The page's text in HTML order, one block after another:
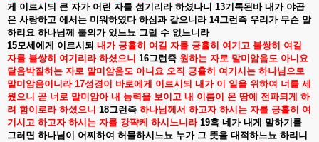
게 이르시되 큰 자가 어린 자를 섬기리라 하셨나니 13기록된바 내가 야곱
은 사랑하고 에서는 미워하였다 하심과 같으니라14그런즉 우리가 무슨 말
하리요 하나님께 불의가 있느뇨 그럴 수 없느니라
15모세에게 이르시되 내가 긍휼히 여길 자를 긍휼히 여기고 불쌍히 여길
자를 불쌍히 여기리라 하셨으니 16그런즉 원하는 자로 말미암음도 아니요
달음박질하는 자로 말미암음도 아니요 오직 긍휼히 여기시는 하나님으로
말미암음이니라17성경이 바로에게 이르시되 내가 이 일을 위하여 너를 세
웠으니 곧 너로 말미암아 내 능력을 보이고 내 이름이 온 땅에 전파되게 하
려 함이로라 하셨으니 18그런즉 하나님께서 하고자 하시는 자를 긍휼히 여
기시고 하고자 하시는 자를 강퍅케 하시느니라 19혹 네가 내게 말하기를
그러면 하나님이 어찌하여 허물하시느뇨 누가 그 뜻을 대적하느뇨 하리니